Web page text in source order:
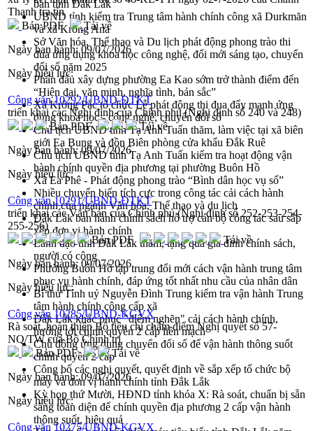
bàn tỉnh Đắk Lắk
UBND tỉnh kiểm tra Trung tâm hành chính công xã Durkmăn
và xã Krông Ana
Sở Văn hóa, Thể thao và Du lịch phát động phong trào thi
đua ứng dụng khoa học công nghệ, đổi mới sáng tạo, chuyển
đổi số năm 2025
Phấn đấu xây dựng phường Ea Kao sớm trở thành điểm đến
“Hiện đại, văn minh, nghĩa tình, bản sắc”
Xã Krông Pắc tổ chức Lễ phát động thi đua đẩy mạnh ứng
dụng khoa học - công nghệ, chuyển đổi số
Chủ tịch UBND tỉnh Tạ Anh Tuấn thăm, làm việc tại xã biên
giới Ea Bung và đồn Biên phòng cửa khẩu Đắk Ruê
Chủ tịch UBND tỉnh Tạ Anh Tuấn kiểm tra hoạt động vận
hành chính quyền địa phương tại phường Buôn Hồ
Xã Ea Phê - Phát động phong trào “Bình dân học vụ số”
Nhiều chuyển biến tích cực trong công tác cải cách hành
chính của ngành Văn hóa, Thể thao và du lịch
Đắk Lắk ban hành chính sách hỗ trợ cán bộ công tác sau sắp
xếp đơn vị hành chính
Lãnh đạo tỉnh Đắk Lắk thăm, tặng quà gia đình chính sách,
người có công
Phường Buôn Hồ tập trung đổi mới cách vận hành trung tâm
phục vụ hành chính, đáp ứng tốt nhất nhu cầu của nhân dân
Bí thư Tỉnh uỷ Nguyễn Đình Trung kiểm tra vận hành Trung
tâm hành chính công cấp xã
Đắk Lắk khắc phục "điểm nghẽn" cải cách hành chính,
hướng tới chính quyền 2 cấp liền mạch
Chủ động ứng dụng chuyển đổi số để vận hành thông suốt
chính quyền 2 cấp
Công bố các nghị quyết, quyết định về sắp xếp tổ chức bộ
máy và đơn vị hành chính tỉnh Đắk Lắk
Kỳ họp thứ Mười, HĐND tỉnh khóa X: Rà soát, chuẩn bị sẵn
sàng toàn diện để chính quyền địa phương 2 cấp vận hành
thông suốt, hiệu quả
Thanh tra tỉn
Bản PDF
Tải về
Ngày ban hành:09/07/2026
Ngày hiệu lực:
Công văn 10292/UBND-ĐTKT
triển khai các Nghị định của Chính phủ (Nghị định số 240 và 248)
Bản PDF
Tải về
Ngày ban hành:09/07/2026
Ngày hiệu lực:
Công văn 10291/UBND-ĐTKT
triển khai các Văn bản của Chính phủ (Nghị định số 252-253-254-
255-256)
Bản PDF
Tải về
Ngày ban hành:09/07/2026
Ngày hiệu lực:
Công văn 10285/UBND-KGVX
Rà soát, hoàn thiện Bộ tiêu chí chấm điểm Nghị quyết số 57-
NQ/TW của Bộ Chính trị
Bản PDF
Tải về
Ngày ban hành:09/07/2026
Ngày hiệu lực:
Công văn 10275/UBND-KGVX